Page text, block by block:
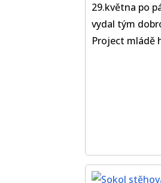
29.května po
vydal tým
Project mládě